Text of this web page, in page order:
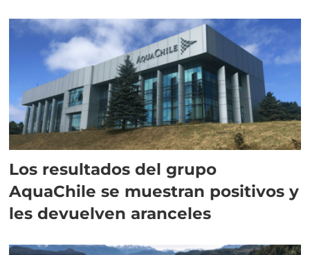
Los resultados del grupo
AquaChile se muestran positivos y
les devuelven aranceles